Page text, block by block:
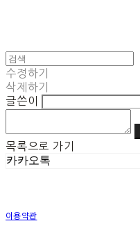
수정하기
삭제하기
글쓴이
목록으로 가기
카카오톡
이용약관